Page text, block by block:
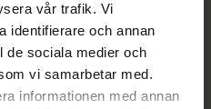
vår trafik. Vi
identifierare och annan
de sociala medier och
vi samarbetar med.
informationen med annan
innan